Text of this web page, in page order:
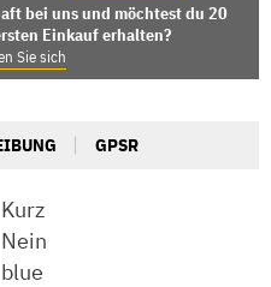
bei uns und möchtest du 20
Einkauf erhalten?
Sie sich
GPSR
Kurz
Nein
blue